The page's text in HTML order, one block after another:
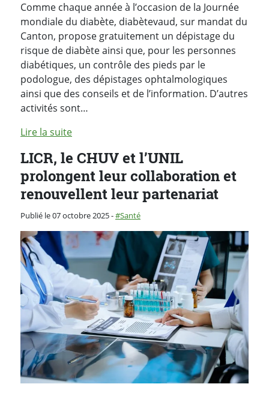
Comme chaque année à l’occasion de la Journée
mondiale du diabète, diabètevaud, sur mandat du
Canton, propose gratuitement un dépistage du
risque de diabète ainsi que, pour les personnes
diabétiques, un contrôle des pieds par le
podologue, des dépistages ophtalmologiques
ainsi que des conseils et de l’information. D’autres
activités sont…
Lire la suite
LICR, le CHUV et l’UNIL
prolongent leur collaboration et
renouvellent leur partenariat
Publié le 07 octobre 2025-Catégorie :
Santé